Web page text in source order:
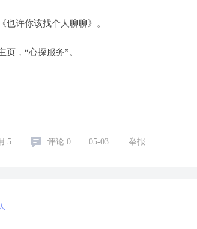
也许你该找个人聊聊》。
，“心探服务”。
5 评论 0 05-03 举报